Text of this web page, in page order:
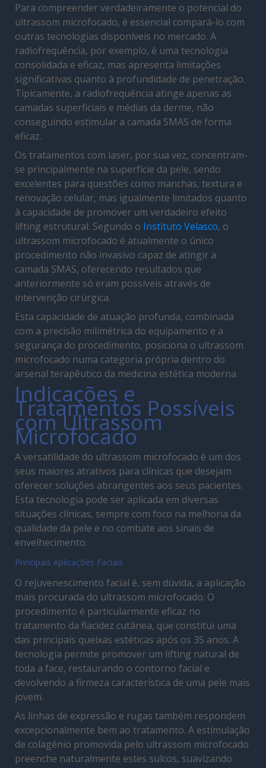
Para compreender verdadeiramente o potencial do
ultrassom microfocado, é essencial compará-lo com
outras tecnologias disponíveis no mercado. A
radiofrequência, por exemplo, é uma tecnologia
consolidada e eficaz, mas apresenta limitações
significativas quanto à profundidade de penetração.
Tipicamente, a radiofrequência atinge apenas as
camadas superficiais e médias da derme, não
conseguindo estimular a camada SMAS de forma
eficaz.
Os tratamentos com laser, por sua vez, concentram-
se principalmente na superfície da pele, sendo
excelentes para questões como manchas, textura e
renovação celular, mas igualmente limitados quanto
à capacidade de promover um verdadeiro efeito
lifting estrutural. Segundo o Instituto Velasco, o
ultrassom microfocado é atualmente o único
procedimento não invasivo capaz de atingir a
camada SMAS, oferecendo resultados que
anteriormente só eram possíveis através de
intervenção cirúrgica.
Esta capacidade de atuação profunda, combinada
com a precisão milimétrica do equipamento e a
segurança do procedimento, posiciona o ultrassom
microfocado numa categoria própria dentro do
arsenal terapêutico da medicina estética moderna.
Indicações e
Tratamentos Possíveis
com Ultrassom
Microfocado
A versatilidade do ultrassom microfocado é um dos
seus maiores atrativos para clínicas que desejam
oferecer soluções abrangentes aos seus pacientes.
Esta tecnologia pode ser aplicada em diversas
situações clínicas, sempre com foco na melhoria da
qualidade da pele e no combate aos sinais de
envelhecimento.
Principais Aplicações Faciais
O rejuvenescimento facial é, sem dúvida, a aplicação
mais procurada do ultrassom microfocado. O
procedimento é particularmente eficaz no
tratamento da flacidez cutânea, que constitui uma
das principais queixas estéticas após os 35 anos. A
tecnologia permite promover um lifting natural de
toda a face, restaurando o contorno facial e
devolvendo a firmeza característica de uma pele mais
jovem.
As linhas de expressão e rugas também respondem
excepcionalmente bem ao tratamento. A estimulação
de colagénio promovida pelo ultrassom microfocado
preenche naturalmente estes sulcos, suavizando